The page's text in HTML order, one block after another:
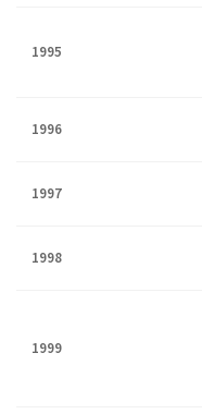
1995
1996
1997
1998
1999